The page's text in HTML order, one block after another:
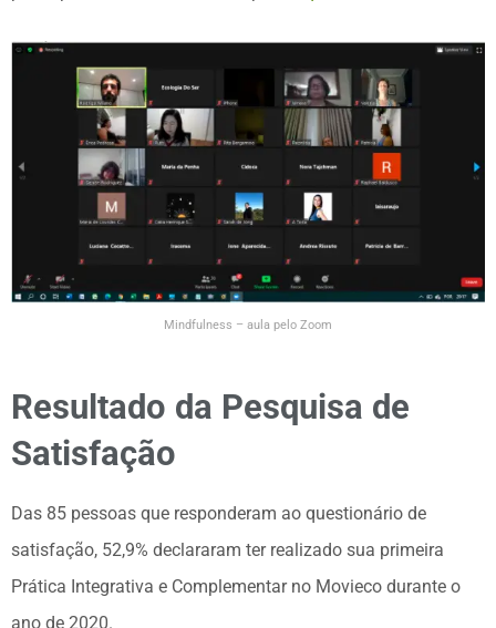
Mindfulness – aula pelo Zoom
Resultado da Pesquisa de
Satisfação
Das 85 pessoas que responderam ao questionário de
satisfação, 52,9% declararam ter realizado sua primeira
Prática Integrativa e Complementar no Movieco durante o
ano de 2020.